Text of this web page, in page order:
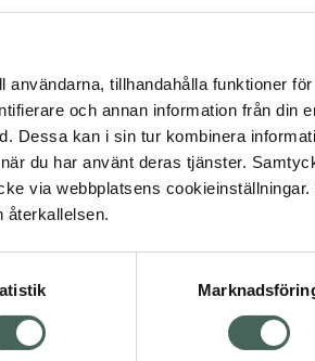
tillhandahålla funktioner för
och annan information från din
Dessa kan i sin tur kombinera
du har använt deras tjänster.
via webbplatsens cookieinställningar.
återkallelsen.
I apotek:193,70 kr
Köp via ditt recept
Om recept och läkemedel